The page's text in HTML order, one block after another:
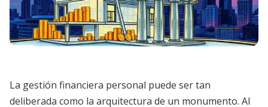
La gestión financiera personal puede ser tan
deliberada como la arquitectura de un monumento. Al